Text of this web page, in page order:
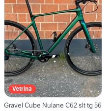
Vetrina
Gravel Cube Nulane C62 slt tg 56